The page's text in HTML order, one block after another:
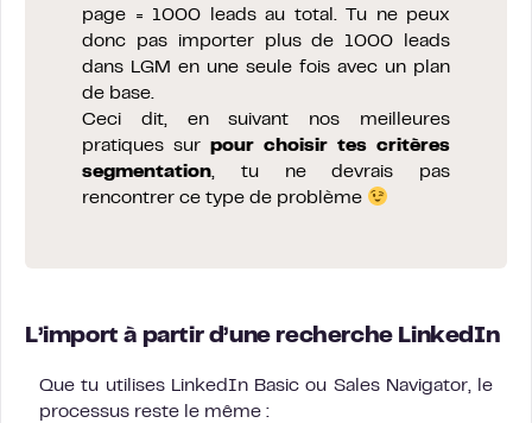
page = 1000 leads au total. Tu ne peux
donc pas importer plus de 1000 leads
dans LGM en une seule fois avec un plan
de base.
Ceci dit, en suivant nos meilleures
pratiques sur pour choisir tes critères
segmentation, tu ne devrais pas
rencontrer ce type de problème
L’import à partir d’une recherche LinkedIn
Que tu utilises LinkedIn Basic ou Sales Navigator, le
processus reste le même :